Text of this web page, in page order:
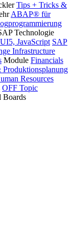
Tips + Tricks &
ABAP® für
Technologie
JavaScript SAP
Infrastructure
Module Financials
Resources
OFF Topic
Boards